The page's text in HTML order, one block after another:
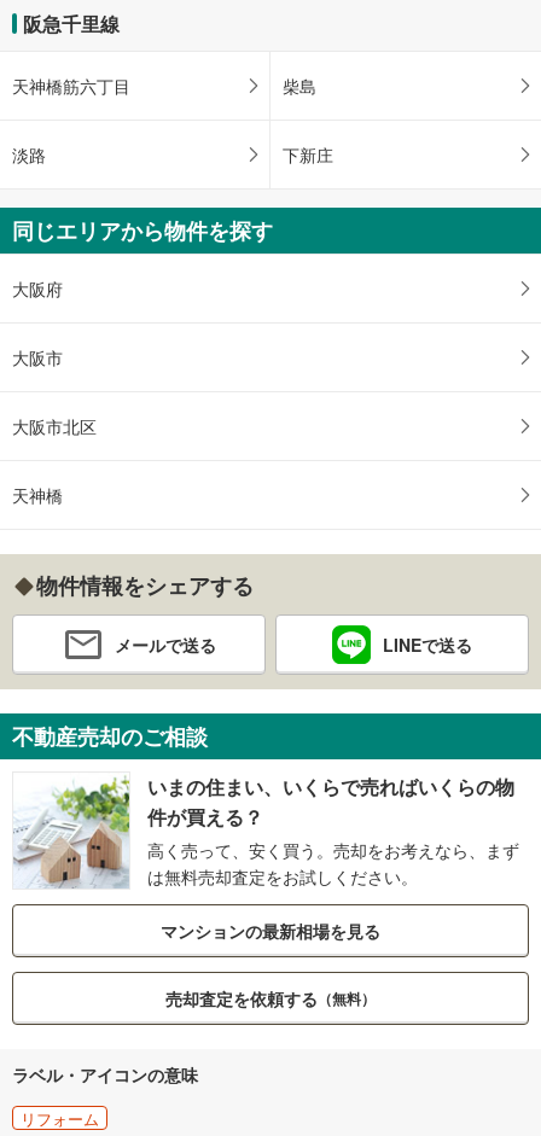
阪急千里線
天神橋筋六丁目 柴島
淡路 下新庄
同じエリアから物件を探す
大阪府
大阪市
大阪市北区
天神橋
物件情報をシェアする
メールで送る LINEで送る
不動産売却のご相談
いまの住まい、いくらで売ればいくらの物
件が買える？
高く売って、安く買う。売却をお考えなら、まず
は無料売却査定をお試しください。
マンションの最新相場を見る
売却査定を依頼する （無料）
ラベル・アイコンの意味
リフォーム